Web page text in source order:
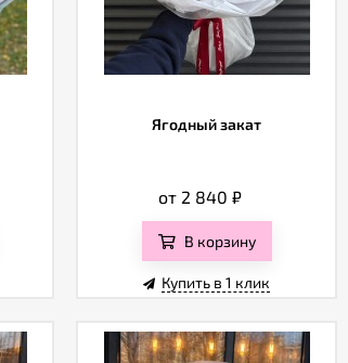
Ягодный закат
от 2 840 ₽
В корзину
Купить в 1 клик